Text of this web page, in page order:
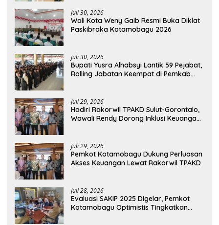
Juli 30, 2026
Wali Kota Weny Gaib Resmi Buka Diklat
Paskibraka Kotamobagu 2026
Juli 30, 2026
Bupati Yusra Alhabsyi Lantik 59 Pejabat,
Rolling Jabatan Keempat di Pemkab
Juli 29, 2026
Hadiri Rakorwil TPAKD Sulut-Gorontalo,
Wawali Rendy Dorong Inklusi Keuangan
Juli 29, 2026
Pemkot Kotamobagu Dukung Perluasan
Akses Keuangan Lewat Rakorwil TPAKD
Juli 28, 2026
Evaluasi SAKIP 2025 Digelar, Pemkot
Kotamobagu Optimistis Tingkatkan